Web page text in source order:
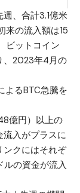
、合計3.1億米
来の流入額は15
ビットコイン
、2023年4月の
よるBTC急騰を
億円）以上の
入がプラスに
ンクにはそれぞ
の資金が流入